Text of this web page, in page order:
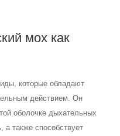
мох как
которые обладают
действием. Он
оболочке дыхательных
а также способствует